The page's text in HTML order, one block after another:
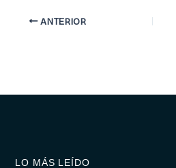
ANTERIOR
LO MÁS LEÍDO